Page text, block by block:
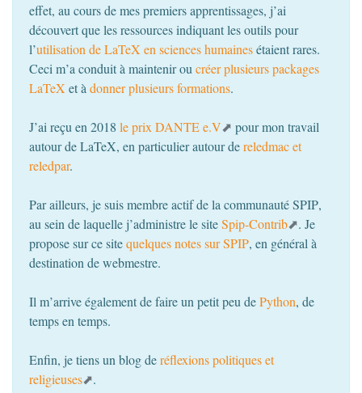
effet, au cours de mes premiers apprentissages, j’ai
découvert que les ressources indiquant les outils pour
l’utilisation de LaTeX en sciences humainesétaient rares.
Ceci m’a conduit à maintenir ou créer plusieurs packages
LaTeX et à donner plusieurs formations.
J’ai reçu en 2018 le prix DANTEe.V
pour mon travail
autour de LaTeX, en particulier autour dereledmac et
reledpar.
Par ailleurs, je suis membre actif de la communautéSPIP,
au sein de laquelle j’administre le siteSpip-Contrib
. Je
propose sur ce sitequelques notes surSPIP, en général à
destination de webmestre.
Il m’arrive également de faire un petit peu dePython, de
temps en temps.
Enfin, je tiens un blog deréflexions politiques et
religieuses
.